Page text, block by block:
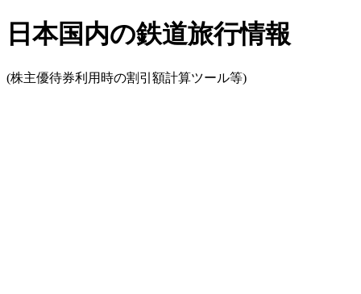
日本国内の鉄道旅行情報
(株主優待券利用時の割引額計算ツール等)